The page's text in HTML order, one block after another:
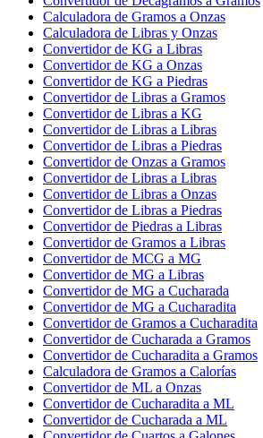
Calculadora de Gramos a Onzas
Calculadora de Libras y Onzas
Convertidor de KG a Libras
Convertidor de KG a Onzas
Convertidor de KG a Piedras
Convertidor de Libras a Gramos
Convertidor de Libras a KG
Convertidor de Libras a Libras
Convertidor de Libras a Piedras
Convertidor de Onzas a Gramos
Convertidor de Libras a Libras
Convertidor de Libras a Onzas
Convertidor de Libras a Piedras
Convertidor de Piedras a Libras
Convertidor de Gramos a Libras
Convertidor de MCG a MG
Convertidor de MG a Libras
Convertidor de MG a Cucharada
Convertidor de MG a Cucharadita
Convertidor de Gramos a Cucharadita
Convertidor de Cucharada a Gramos
Convertidor de Cucharadita a Gramos
Calculadora de Gramos a Calorías
Convertidor de ML a Onzas
Convertidor de Cucharadita a ML
Convertidor de Cucharada a ML